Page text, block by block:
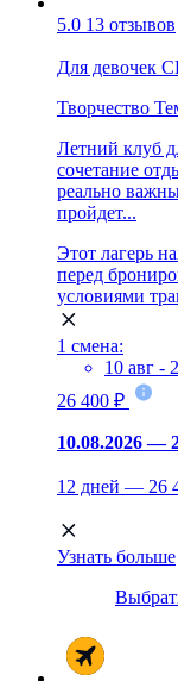
5.0 13 отзывов
Для девочек
Творчество
Летний клуб
сочетание
реально
пройдет...
Этот лагерь
перед
условиями
1 смена:
10 авг -
26 400 ₽
10.08.2026 —
12 дней — 26
Узнать больше